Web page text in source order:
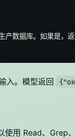
生产数据库。如
入。模型返回
使用 Read、Grep